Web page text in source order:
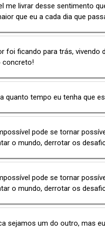
me livrar desse sentimento
que eu a cada dia que
foi ficando para trás, vivendo
concreto!
quanto tempo eu tenha que
pode se tornar
o mundo, derrotar os
pode se tornar
o mundo, derrotar os
sejamos um do outro, mas